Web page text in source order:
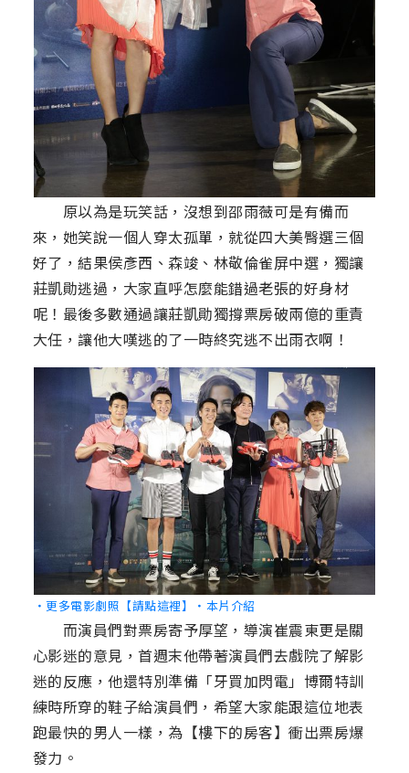
原以為是玩笑話，沒想到邵雨薇可是有備而
來，她笑說一個人穿太孤單，就從四大美臀選三個
好了，結果侯彥西、森竣、林敬倫雀屏中選，獨讓
莊凱勛逃過，大家直呼怎麼能錯過老張的好身材
呢！最後多數通過讓莊凱勛獨撐票房破兩億的重責
大任，讓他大嘆逃的了一時終究逃不出雨衣啊！
‧更多電影劇照【請點這裡】 ‧本片介紹
而演員們對票房寄予厚望，導演崔震東更是關
心影迷的意見，首週末他帶著演員們去戲院了解影
迷的反應，他還特別準備「牙買加閃電」博爾特訓
練時所穿的鞋子給演員們，希望大家能跟這位地表
跑最快的男人一樣，為【樓下的房客】衝出票房爆
發力。